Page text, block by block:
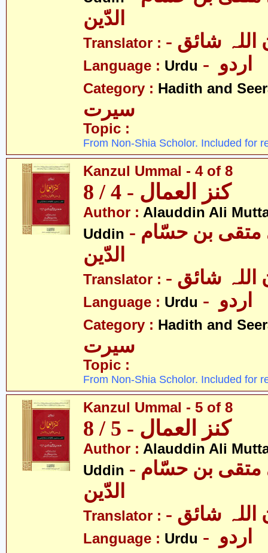
الدّین
Translator : اللہ شائق
Language : Urdu
Category : Hadith and
سیرت
Topic :
From Non-Shia Scholor. Included for
Kanzul Ummal - 4 of 8
کنز العمال - 4 / 8
Author : Alauddin Ali
Uddin - علاءالدین علی متقی بن حسّام
الدّین
Translator : اللہ شائق
Language : Urdu
Category : Hadith and
سیرت
Topic :
From Non-Shia Scholor. Included for
Kanzul Ummal - 5 of 8
کنز العمال - 5 / 8
Author : Alauddin Ali
Uddin - علاءالدین علی متقی بن حسّام
الدّین
Translator : اللہ شائق
Language : Urdu